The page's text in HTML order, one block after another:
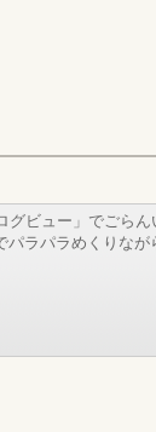
グビュー」でごらん
パラパラめくりなが